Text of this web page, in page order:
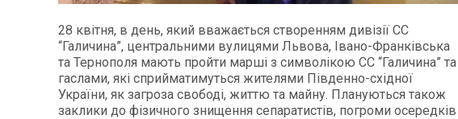
28 квітня, в день, який вважається створенням дивізії СС
“Галичина”, центральними вулицями Львова, Івано-Франківська
та Тернополя мають пройти марші з символікою СС “Галичина” та
гаслами, які сприйматимуться жителями Південно-східної
України, як загроза свободі, життю та майну. Плануються також
заклики до фізичного знищення сепаратистів, погроми осередків